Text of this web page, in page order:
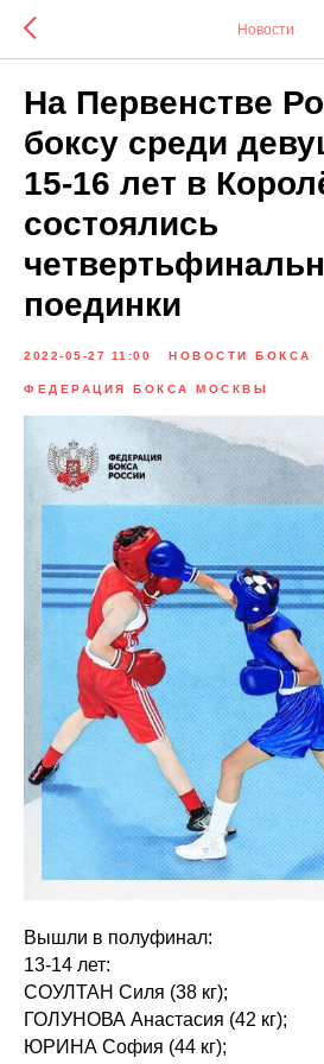
Новости
На Первенстве
боксу среди
15-16 лет в
состоялись
поединки
2022-05-27 11:00 НОВОСТИ БОКСА
ФЕДЕРАЦИЯ БОКСА МОСКВЫ
Вышли в полуфинал:
13-14 лет:
СОУЛТАН Силя (38 кг);
ГОЛУНОВА Анастасия (42 кг);
ЮРИНА София (44 кг);